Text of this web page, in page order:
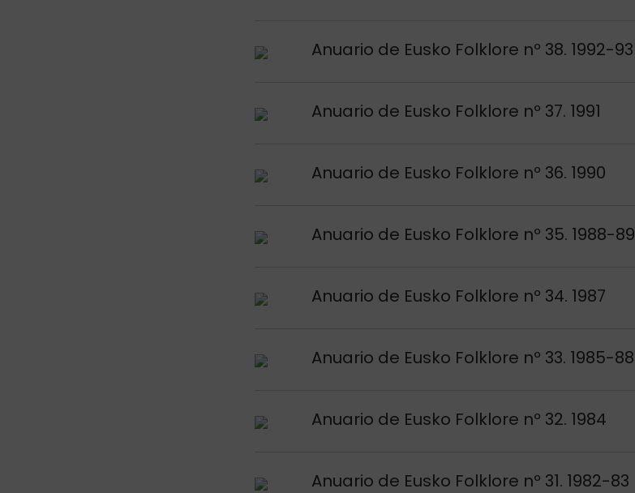
Anuario de Eusko Folklore nº 38. 1992-93
Argitalpena ikusi
Anuario de Eusko Folklore nº 37. 1991
Argitalpena ikusi
Anuario de Eusko Folklore nº 36. 1990
Argitalpena ikusi
Anuario de Eusko Folklore nº 35. 1988-89
Argitalpena ikusi
Anuario de Eusko Folklore nº 34. 1987
Argitalpena ikusi
Anuario de Eusko Folklore nº 33. 1985-88
Argitalpena ikusi
Anuario de Eusko Folklore nº 32. 1984
Argitalpena ikusi
Anuario de Eusko Folklore nº 31. 1982-83
Argitalpena ikusi